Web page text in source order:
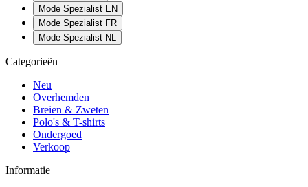
Mode Spezialist EN
Mode Spezialist FR
Mode Spezialist NL
Categorieën
Neu
Overhemden
Breien & Zweten
Polo's & T-shirts
Ondergoed
Verkoop
Informatie